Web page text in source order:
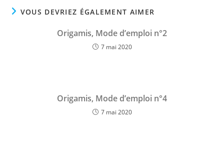
VOUS DEVRIEZ ÉGALEMENT AIMER
Origamis, Mode d’emploi n°2
7 mai 2020
Origamis, Mode d’emploi n°4
7 mai 2020